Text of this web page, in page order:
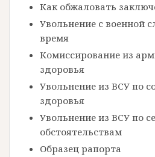
Как обжаловать
Увольнение с военной
время
Комиссирование из
здоровья
Увольнение из ВСУ по
здоровья
Увольнение из ВСУ по
обстоятельствам
Образец рапорта